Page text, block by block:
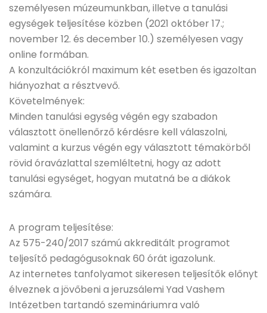
személyesen múzeumunkban, illetve a tanulási
egységek teljesítése közben (2021 október 17.;
november 12. és december 10.) személyesen vagy
online formában.
A konzultációkról maximum két esetben és igazoltan
hiányozhat a résztvevő.
Követelmények:
Minden tanulási egység végén egy szabadon
választott önellenőrző kérdésre kell válaszolni,
valamint a kurzus végén egy választott témakörből
rövid óravázlattal szemléltetni, hogy az adott
tanulási egységet, hogyan mutatná be a diákok
számára.
A program teljesítése:
Az 575-240/2017 számú akkreditált programot
teljesítő pedagógusoknak 60 órát igazolunk.
Az internetes tanfolyamot sikeresen teljesítők előnyt
élveznek a jövőbeni a jeruzsálemi Yad Vashem
Intézetben tartandó szemináriumra való